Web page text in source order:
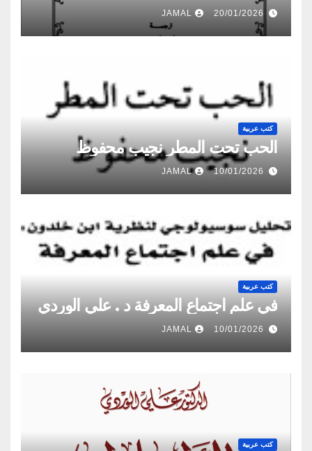
20/01/2026
JAMAL
كتب عربية
الحب تحت المطر نجيب محفوظ
10/01/2026
JAMAL
كتب عربية
في علم اجتماع المعرفة د . علي الوردي
10/01/2026
JAMAL
كتب عربية